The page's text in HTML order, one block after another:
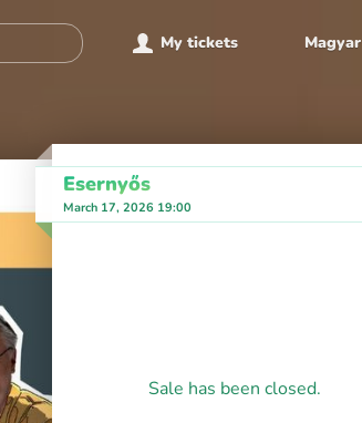
My tickets Magyar
Esernyős
March 17, 2026 19:00
Sale has been closed.